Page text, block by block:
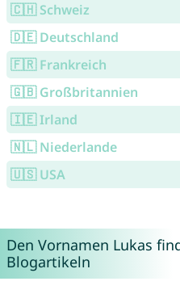
🇨🇭 Schweiz
🇩🇪 Deutschland
🇫🇷 Frankreich
🇬🇧 Großbritannien
🇮🇪 Irland
🇳🇱 Niederlande
🇺🇸 USA
Den Vornamen Lukas
Blogartikeln